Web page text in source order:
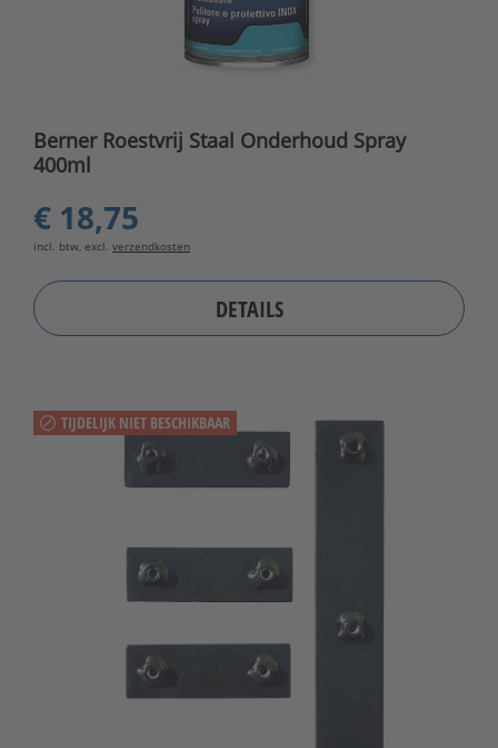
Berner Roestvrij Staal Onderhoud Spray
400ml
€ 18,75
incl. btw, excl. verzendkosten
DETAILS
TIJDELIJK NIET BESCHIKBAAR